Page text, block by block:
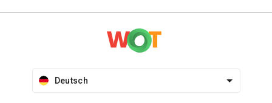
Deutsch